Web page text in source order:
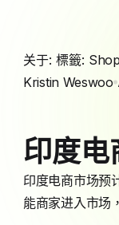
关于: 標籤:
Kristin Weswoo
印度
印度电商市场预
能商家进入市场